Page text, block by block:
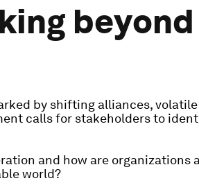
beyond
by shifting alliances,
calls for stakeholders to
and how are organizations
world?